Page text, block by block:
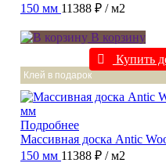
150 мм 11388 ₽ / м2
В корзину
Купить
Клей в подарок
Подробнее
Массивная доска Antic
150 мм 11388 ₽ / м2